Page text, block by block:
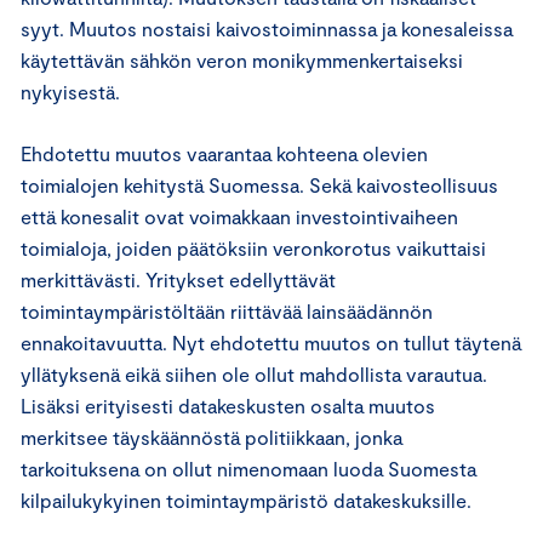
syyt. Muutos nostaisi kaivostoiminnassa ja konesaleissa
käytettävän sähkön veron monikymmenkertaiseksi
nykyisestä.
Ehdotettu muutos vaarantaa kohteena olevien
toimialojen kehitystä Suomessa. Sekä kaivosteollisuus
että konesalit ovat voimakkaan investointivaiheen
toimialoja, joiden päätöksiin veronkorotus vaikuttaisi
merkittävästi. Yritykset edellyttävät
toimintaympäristöltään riittävää lainsäädännön
ennakoitavuutta. Nyt ehdotettu muutos on tullut täytenä
yllätyksenä eikä siihen ole ollut mahdollista varautua.
Lisäksi erityisesti datakeskusten osalta muutos
merkitsee täyskäännöstä politiikkaan, jonka
tarkoituksena on ollut nimenomaan luoda Suomesta
kilpailukykyinen toimintaympäristö datakeskuksille.